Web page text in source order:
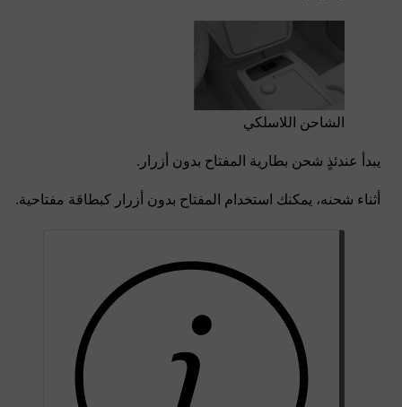
الشاحن اللاسلكي
يبدأ عندئذٍ شحن بطارية المفتاح بدون أزرار.
أثناء شحنه، يمكنك استخدام المفتاح بدون أزرار كبطاقة مفتاحية.